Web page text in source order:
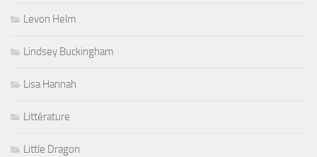
Levon Helm
Lindsey Buckingham
Lisa Hannah
Littérature
Little Dragon